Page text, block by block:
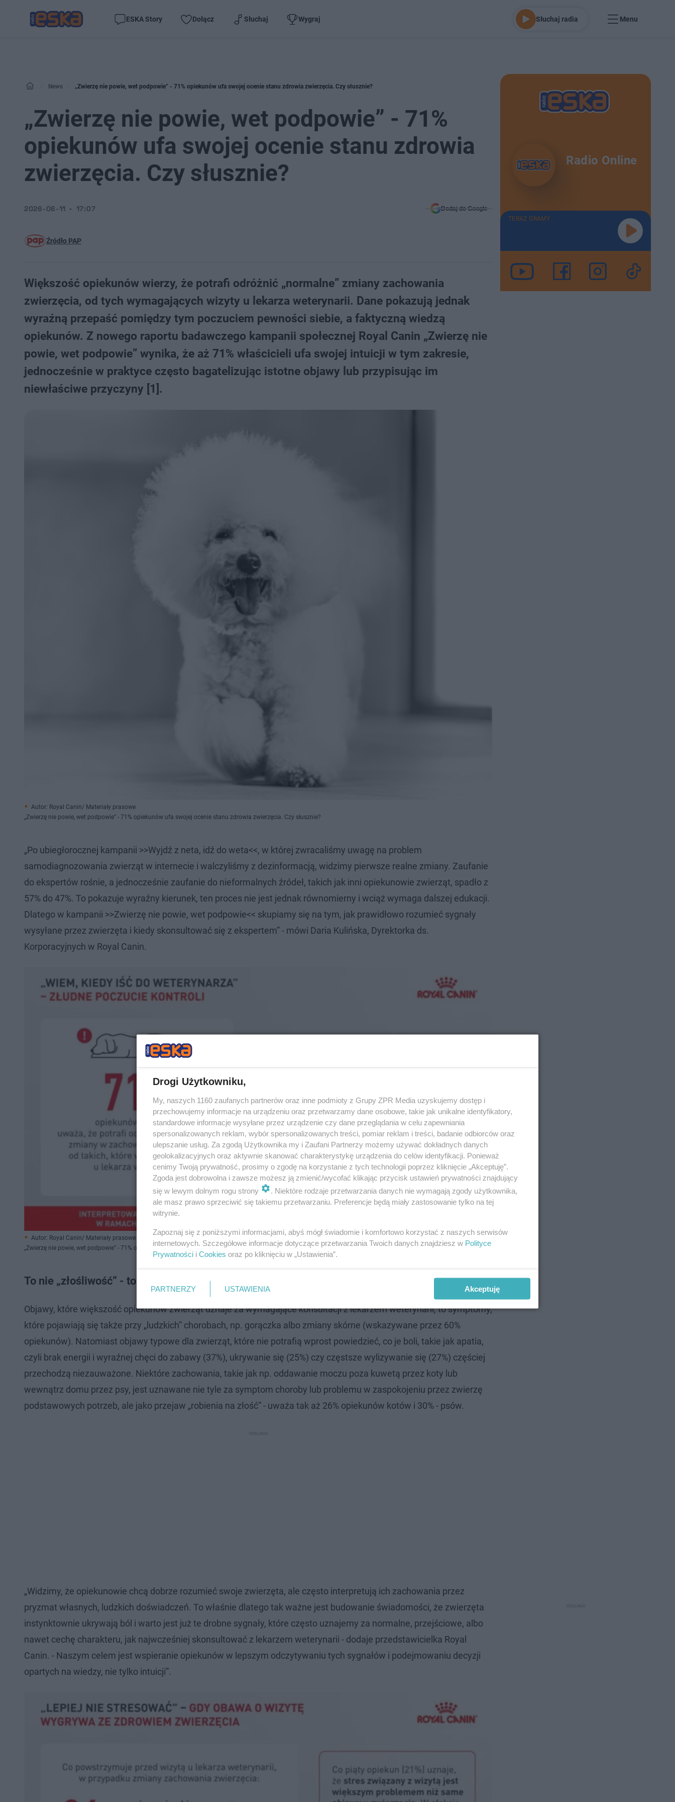
ESKA Story Dołącz Słuchaj Wygraj Słuchaj radia Menu
News „Zwierzę nie powie, wet podpowie” - 71% opiekunów ufa swojej ocenie stanu zdrowia zwierzęcia. Czy słusznie?
„Zwierzę nie powie, wet podpowie” - 71%
opiekunów ufa swojej ocenie stanu zdrowia
zwierzęcia. Czy słusznie?
Źródło PAP
2026-06-11 17:07 Dodaj do Google
Większość opiekunów wierzy, że potrafi odróżnić „normalne” zmiany zachowania
zwierzęcia, od tych wymagających wizyty u lekarza weterynarii. Dane pokazują jednak
wyraźną przepaść pomiędzy tym poczuciem pewności siebie, a faktyczną wiedzą
opiekunów. Z nowego raportu badawczego kampanii społecznej Royal Canin „Zwierzę nie
powie, wet podpowie” wynika, że aż 71% właścicieli ufa swojej intuicji w tym zakresie,
jednocześnie w praktyce często bagatelizując istotne objawy lub przypisując im
niewłaściwe przyczyny [1].
Autor: Royal Canin/ Materiały prasowe
„Zwierzę nie powie, wet podpowie” - 71% opiekunów ufa swojej ocenie stanu zdrowia zwierzęcia. Czy słusznie?
„Po ubiegłorocznej kampanii >>Wyjdź z neta, idź do weta<<, w której zwracaliśmy uwagę na problem
samodiagnozowania zwierząt w internecie i walczyliśmy z dezinformacją, widzimy pierwsze realne zmiany. Zaufanie
do ekspertów rośnie, a jednocześnie zaufanie do nieformalnych źródeł, takich jak inni opiekunowie zwierząt, spadło z
57% do 47%. To pokazuje wyraźny kierunek, ten proces nie jest jednak równomierny i wciąż wymaga dalszej edukacji.
Dlatego w kampanii >>Zwierzę nie powie, wet podpowie<< skupiamy się na tym, jak prawidłowo rozumieć sygnały
wysyłane przez zwierzęta i kiedy skonsultować się z ekspertem” - mówi Daria Kulińska, Dyrektorka ds.
Korporacyjnych w Royal Canin.
Autor: Royal Canin/ Materiały prasowe
„Zwierzę nie powie, wet podpowie” - 71% opiekunów ufa swojej ocenie stanu zdrowia zwierzęcia. Czy słusznie?
To nie „złośliwość” - to sygnał, którego nie rozumiemy
Objawy, które większość opiekunów zwierząt uznaje za wymagające konsultacji z lekarzem weterynarii, to symptomy,
które pojawiają się także przy „ludzkich” chorobach, np. gorączka albo zmiany skórne (wskazywane przez 60%
opiekunów). Natomiast objawy typowe dla zwierząt, które nie potrafią wprost powiedzieć, co je boli, takie jak apatia,
czyli brak energii i wyraźnej chęci do zabawy (37%), ukrywanie się (25%) czy częstsze wylizywanie się (27%) częściej
przechodzą niezauważone. Niektóre zachowania, takie jak np. oddawanie moczu poza kuwetą przez koty lub
wewnątrz domu przez psy, jest uznawane nie tyle za symptom choroby lub problemu w zaspokojeniu przez zwierzę
podstawowych potrzeb, ale jako przejaw „robienia na złość” - uważa tak aż 26% opiekunów kotów i 30% - psów.
„Widzimy, że opiekunowie chcą dobrze rozumieć swoje zwierzęta, ale często interpretują ich zachowania przez
pryzmat własnych, ludzkich doświadczeń. To właśnie dlatego tak ważne jest budowanie świadomości, że zwierzęta
instynktownie ukrywają ból i warto jest już te drobne sygnały, które często uznajemy za normalne, przejściowe, albo
nawet cechę charakteru, jak najwcześniej skonsultować z lekarzem weterynarii - dodaje przedstawicielka Royal
Canin. - Naszym celem jest wspieranie opiekunów w lepszym odczytywaniu tych sygnałów i podejmowaniu decyzji
opartych na wiedzy, nie tylko intuicji”.
Radio Online
TERAZ GRAMY
Drogi Użytkowniku,
My, naszych 1160 zaufanych partnerów oraz inne podmioty z Grupy ZPR Media uzyskujemy dostęp i
przechowujemy informacje na urządzeniu oraz przetwarzamy dane osobowe, takie jak unikalne identyfikatory,
standardowe informacje wysyłane przez urządzenie czy dane przeglądania w celu zapewniania
spersonalizowanych reklam, wybór spersonalizowanych treści, pomiar reklam i treści, badanie odbiorców oraz
ulepszanie usług. Za zgodą Użytkownika my i Zaufani Partnerzy możemy używać dokładnych danych
geolokalizacyjnych oraz aktywnie skanować charakterystykę urządzenia do celów identyfikacji. Ponieważ
cenimy Twoją prywatność, prosimy o zgodę na korzystanie z tych technologii poprzez kliknięcie „Akceptuję”.
Zgoda jest dobrowolna i zawsze możesz ją zmienić/wycofać klikając przycisk ustawień prywatności znajdujący
się w lewym dolnym rogu strony
. Niektóre rodzaje przetwarzania danych nie wymagają zgody użytkownika,
ale masz prawo sprzeciwić się takiemu przetwarzaniu. Preferencje będą miały zastosowanie tylko na tej
witrynie.
Zapoznaj się z poniższymi informacjami, abyś mógł świadomie i komfortowo korzystać z naszych serwisów
internetowych. Szczegółowe informacje dotyczące przetwarzania Twoich danych znajdziesz w Polityce
Prywatności i Cookies oraz po kliknięciu w „Ustawienia”.
PARTNERZY USTAWIENIA Akceptuję